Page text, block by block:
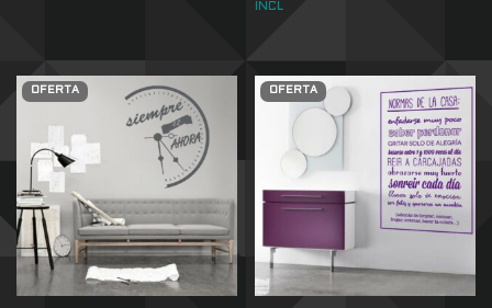
INCL
OFERTA OFERTA